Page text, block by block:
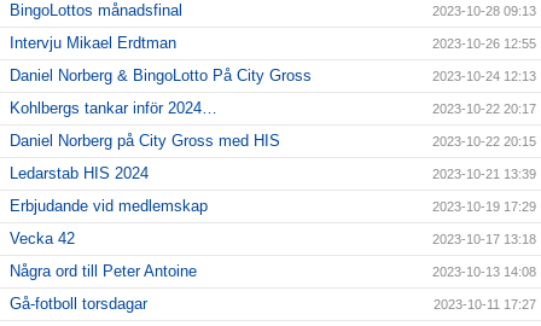
BingoLottos månadsfinal 2023-10-28 09:13
Intervju Mikael Erdtman 2023-10-26 12:55
Daniel Norberg & BingoLotto På City Gross 2023-10-24 12:13
Kohlbergs tankar inför 2024… 2023-10-22 20:17
Daniel Norberg på City Gross med HIS 2023-10-22 20:15
Ledarstab HIS 2024 2023-10-21 13:39
Erbjudande vid medlemskap 2023-10-19 17:29
Vecka 42 2023-10-17 13:18
Några ord till Peter Antoine 2023-10-13 14:08
Gå-fotboll torsdagar 2023-10-11 17:27